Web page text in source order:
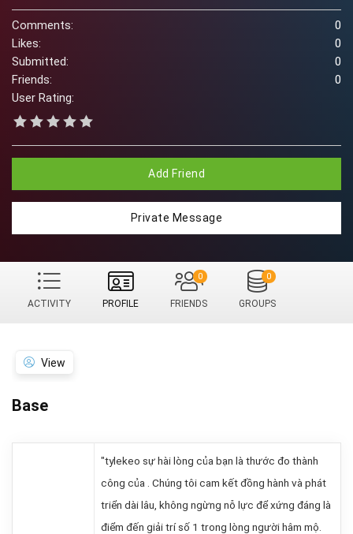
Comments:
0
Likes:
0
Submitted:
0
Friends:
0
User Rating:
Add Friend
Private Message
ACTIVITY PROFILE FRIENDS
0
GROUPS
0
View
Base
"tylekeo sự hài lòng của bạn là thước đo thành
công của . Chúng tôi cam kết đồng hành và phát
triển dài lâu, không ngừng nỗ lực để xứng đáng là
điểm đến giải trí số 1 trong lòng người hâm mộ.